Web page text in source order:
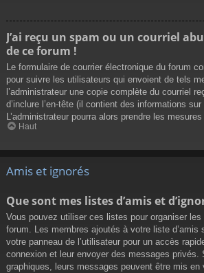
J’ai reçu un spam ou un courriel
de ce forum !
Le formulaire de courrier électronique du forum
pour suivre les utilisateurs qui envoient de tels
l’administrateur une copie complète du courriel
d’inclure l’en-tête (il contient des informations sur
L’administrateur pourra alors prendre les
Haut
Amis et ignorés
Que sont mes listes d’amis et
Vous pouvez utiliser ces listes pour organiser
forum. Les membres ajoutés à votre liste d’amis
votre panneau de l’utilisateur pour un accès
connexion et leur envoyer des messages privés.
graphiques, leurs messages peuvent être mis en